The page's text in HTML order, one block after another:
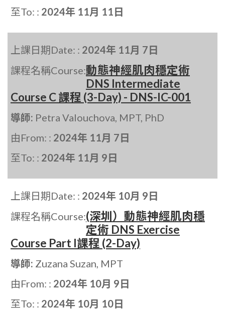
至To: : 2024年 11月 11日
上課日期Date: : 2024年 11月 7日
課程名稱Course:動態神經肌肉穩定術
DNS Intermediate
Course C 課程 (3-Day) - DNS-IC-001
導師: Petra Valouchova, MPT, PhD
由From: : 2024年 11月 7日
至To: : 2024年 11月 9日
上課日期Date: : 2024年 10月 9日
課程名稱Course:(深圳）動態神經肌肉穩
定術 DNS Exercise
Course Part I課程 (2-Day)
導師: Zuzana Suzan, MPT
由From: : 2024年 10月 9日
至To: : 2024年 10月 10日